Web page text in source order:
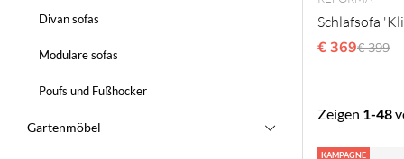
Divan sofas
Modulare sofas
Poufs und Fußhocker
Gartenmöbel
Schlafsofa
€ 369€ 399
Zeigen 1-48
KAMPAGNE